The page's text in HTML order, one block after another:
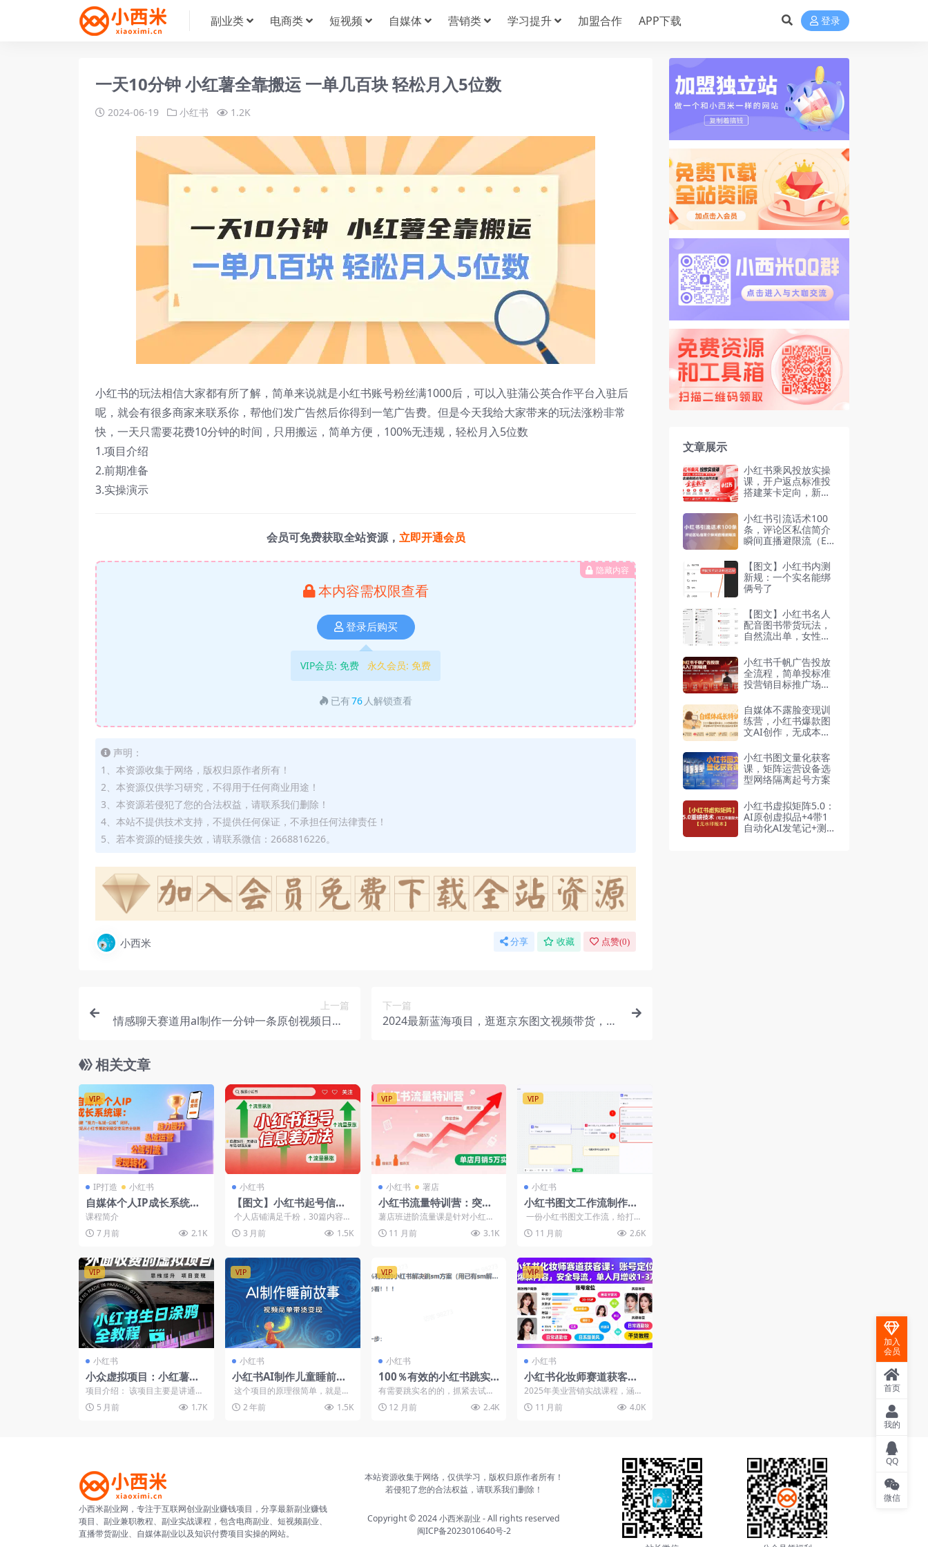
副业类 电商类 短视频 自媒体 营销类 学习提升 加盟合作 APP下载 登录
一天10分钟 小红薯全靠搬运 一单几百块 轻松月入5位数
2024-06-19 小红书 1.2K
小红书的玩法相信大家都有所了解，简单来说就是小红书账号粉丝满1000后，可以入驻蒲公英合作平台入驻后
呢，就会有很多商家来联系你，帮他们发广告然后你得到一笔广告费。但是今天我给大家带来的玩法涨粉非常
快，一天只需要花费10分钟的时间，只用搬运，简单方便，100%无违规，轻松月入5位数
1.项目介绍
2.前期准备
3.实操演示
会员可免费获取全站资源， 立即开通会员
隐藏内容
本内容需权限查看
登录后购买
VIP会员: 免费 永久会员: 免费
已有76 人解锁查看
声明：
1、本资源收集于网络，版权归原作者所有！
2、本资源仅供学习研究，不得用于任何商业用途！
3、本资源若侵犯了您的合法权益，请联系我们删除！
4、本站不提供技术支持，不提供任何保证，不承担任何法律责任！
5、若本资源的链接失效，请联系微信：2668816226。
小西米 分享 收藏 点赞(0)
上一篇
情感聊天赛道用al制作一分钟一条原创视频日入5
下一篇
2024最新蓝海项目，逛逛京东图文视频带货，无
相关文章
VIP
IP打造 小红书
自媒体个人IP成长系统
课：构建“能力-私域-公域”
闭环，实现从小红书爆款
到稳定变现的全链路
课程简介
7 月前
2.1K
小红书
【图文】小红书起号信息
差方法
个人店铺满足千粉，30篇内容，
就可以开电子资源类目，自荐自
己就能过。...
3 月前 1.5K
VIP
小红书 署店
小红书流量特训营：突破
流量瓶颈，实现店铺持续
增长，单店月销5万实战
薯店班进阶流量课‌是针对小红书
电商运营者的升级课程，聚焦流
量获取与变...
11 月前 3.1K
VIP
小红书
小红书图文工作流制作教
程，一键生成图文笔记
（飞书文档教程）
一份小红书图文工作流，给打造
工作流的圈友一点参考借鉴大家
最近，在刷小...
11 月前 2.6K
VIP
小红书
小众虚拟项目：小红薯生
日涂鸦，日入50-200
项目介绍： 该项目主要是讲通过
小红书做虚拟项目的全套讲解，
实操简单，小白可做，且...
5 月前 1.7K
VIP
小红书
小红书AI制作儿童睡前故
事视频，商单带货
这个项目的原理很简单，就是用
AI做儿童睡前故事的视频发布到
小红薯，这...
2 年前 1.5K
VIP
小红书
100％有效的小红书跳实
名解决方案！（飞书文档
教程）
有需要跳实名的的，抓紧去试！
会员可免费获取全站资源，立即
开通会员
12 月前 2.4K
VIP
小红书
小红书化妆师赛道获客
课：账号定位＋爆款内容
＋安全导流，单人月增收1
-3万
2025年美业营销实战课程，涵盖
账号搭建、爆款封面制作、精准
内容策划等20大核心...
11 月前 4.0K
文章展示
小红书乘风投放实操
课，开户返点标准投
搭建莱卡定向，新店
量
小红书引流话术100
条，评论区私信简介
瞬间直播避限流（Ex
【图文】小红书内测
新规：一个实名能绑
俩号了
【图文】小红书名人
配音图书带货玩法，
自然流出单，女性用
小红书千帆广告投放
全流程，简单投标准
投营销目标推广场景
自媒体不露脸变现训
练营，小红书爆款图
文AI创作，无成本开
小红书图文量化获客
课，矩阵运营设备选
型网络隔离起号方案
小红书虚拟矩阵5.0：
AI原创虚拟品+4带1
自动化AI发笔记+测
小西米副业网，专注于互联网创业副业赚钱项目，分享最新副业赚钱
项目、副业兼职教程、副业实战课程，包含电商副业、短视频副业、
直播带货副业、自媒体副业以及知识付费项目实操的网站。
本站资源收集于网络，仅供学习，版权归原作者所有！
若侵犯了您的合法权益，请联系我们删除！
Copyright © 2024小西米副业 - All rights reserved
闽ICP备2023010640号-2
加入
会员
首页
我的
QQ
微信